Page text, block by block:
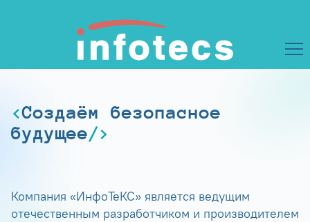
Создаём безопасное
будущее
Компания «ИнфоТеКС» является ведущим
отечественным разработчиком и производителем